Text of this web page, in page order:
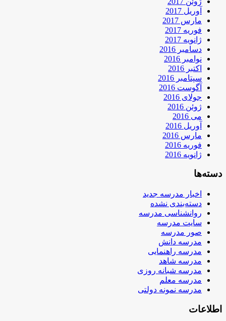
آوریل 2017
مارس 2017
فوریه 2017
ژانویه 2017
دسامبر 2016
نوامبر 2016
اکتبر 2016
سپتامبر 2016
آگوست 2016
جولای 2016
ژوئن 2016
می 2016
آوریل 2016
مارس 2016
فوریه 2016
ژانویه 2016
دسته‌ها
اخبار مدرسه جدید
دسته‌بندی نشده
روانشناسی مدرسه
سایت مدرسه
صور مدرسه
مدرسه دانش
مدرسه راهنمایی
مدرسه شاهد
مدرسه شبانه روزی
مدرسه معلم
مدرسه نمونه دولتی
اطلاعات